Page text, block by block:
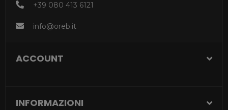
+39 080 413 6121
info@oreb.it
ACCOUNT
INFORMAZIONI